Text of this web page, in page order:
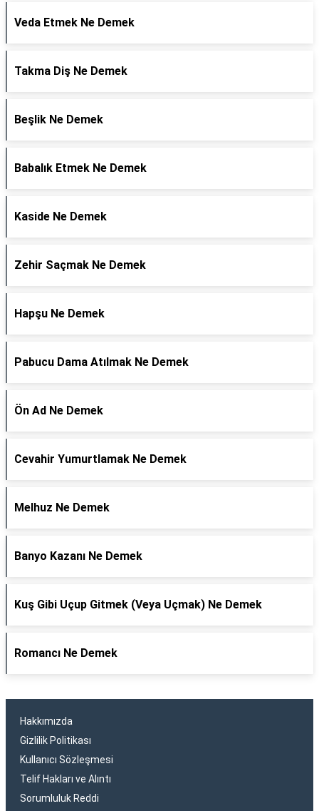
Veda Etmek Ne Demek
Takma Diş Ne Demek
Beşlik Ne Demek
Babalık Etmek Ne Demek
Kaside Ne Demek
Zehir Saçmak Ne Demek
Hapşu Ne Demek
Pabucu Dama Atılmak Ne Demek
Ön Ad Ne Demek
Cevahir Yumurtlamak Ne Demek
Melhuz Ne Demek
Banyo Kazanı Ne Demek
Kuş Gibi Uçup Gitmek (Veya Uçmak) Ne Demek
Romancı Ne Demek
Hakkımızda
Gizlilik Politikası
Kullanıcı Sözleşmesi
Telif Hakları ve Alıntı
Sorumluluk Reddi